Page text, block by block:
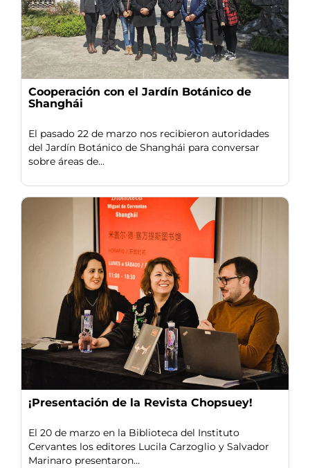
Cooperación con el Jardín Botánico de
Shanghái
El pasado 22 de marzo nos recibieron autoridades
del Jardín Botánico de Shanghái para conversar
sobre áreas de...
¡Presentación de la Revista Chopsuey!
El 20 de marzo en la Biblioteca del Instituto
Cervantes los editores Lucila Carzoglio y Salvador
Marinaro presentaron...